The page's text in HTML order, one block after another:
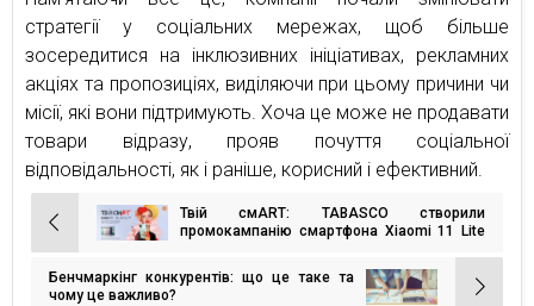
стратегії у соціальних мережах, щоб більше
зосередитися на інклюзивних ініціативах, рекламних
акціях та пропозиціях, виділяючи при цьому причини чи
місії, які вони підтримують. Хоча це може не продавати
товари відразу, прояв почуття соціальної
відповідальності, як і раніше, корисний і ефективний.
Навігація
записів
Твій смART: TABASCO створили
промокампанію смартфона Xiaomi 11 Lite
Бенчмаркінг конкурентів: що це таке та
чому це важливо?